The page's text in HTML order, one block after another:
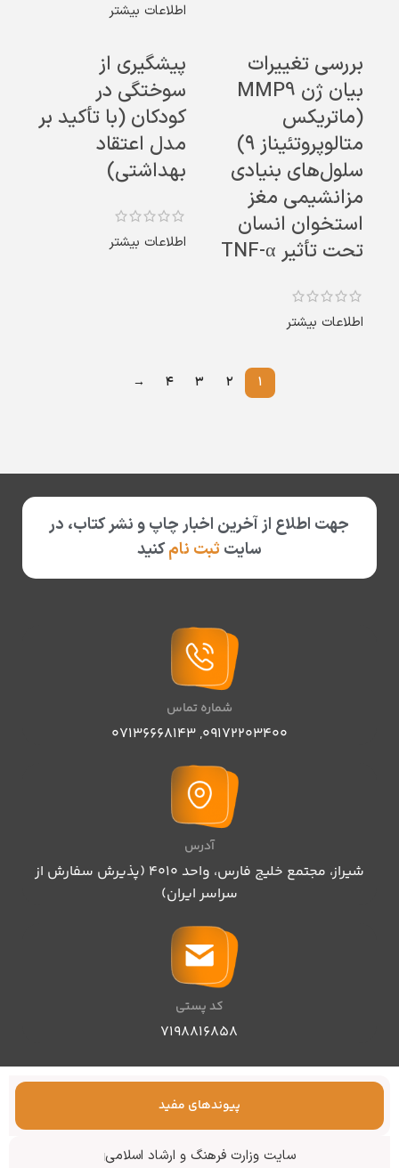
اطلاعات بیشتر
بررسی تغییرات
بیان ژن MMP9
(ماتریکس
متالوپروتئیناز ۹)
سلول‌های بنیادی
مزانشیمی مغز
استخوان انسان
تحت تأثیر TNF-α
اطلاعات بیشتر
پیشگیری از
سوختگی در
کودکان (با تأکید بر
مدل اعتقاد
بهداشتی)
اطلاعات بیشتر
۱ ۲ ۳ ۴ →
جهت اطلاع از آخرین اخبار چاپ و نشر کتاب، در
سایت ثبت نامکنید
شماره تماس
09172203400
,
07136668143
آدرس
شیراز، مجتمع خلیج فارس، واحد ۴۰۱۰ (پذیرش سفارش از
سراسر ایران)
کد پستی
۷۱۹۸۸۱۶۸۵۸
پیوندهای مفید
سایت وزارت فرهنگ و ارشاد اسلامی